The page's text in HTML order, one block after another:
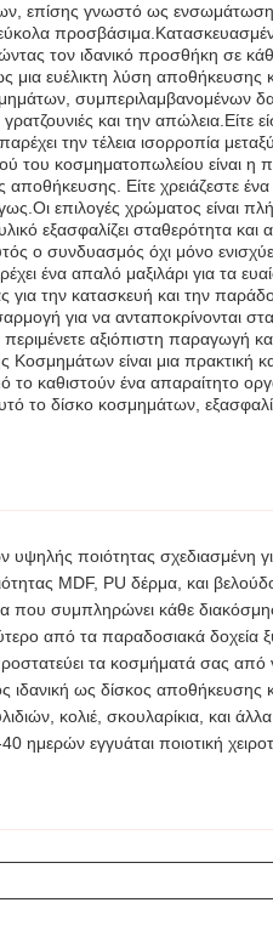
επίσης γνωστό ως ενσωμάτωση
τον ιδανικό προσθήκη σε
ως μια ευέλικτη λύση
συμπεριλαμβανομένων
και την απώλεια.Είτε
την τέλεια ισορροπία μεταξύ
του κοσμηματοπωλείου είναι η
αποθήκευσης. Είτε χρειάζεστε
επιλογές χρώματος είναι
εξασφαλίζει σταθερότητα
ο συνδυασμός όχι μόνο
ένα απαλό μαξιλάρι για τα
για την κατασκευή και την
για να ανταποκρίνονται
αξιόπιστη παραγωγή
Κοσμημάτων είναι μια
το καθιστούν ένα απαραίτητο
το δίσκο κοσμημάτων,
ποιότητας σχεδιασμένη
MDF, PU δέρμα, και
που συμπληρώνει κάθε
από τα παραδοσιακά δοχεία
τα κοσμήματά σας από
ιδανική ως δίσκος
κολιέ, σκουλαρίκια, και
εγγυάται ποιοτική